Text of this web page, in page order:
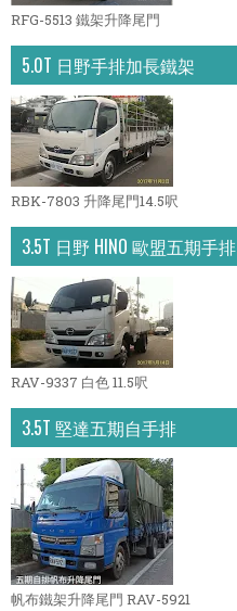
RFG-5513 鐵架升降尾門
5.0T 日野手排加長鐵架
RBK-7803 升降尾門14.5呎
3.5T 日野 HINO 歐盟五期手排
RAV-9337 白色 11.5呎
3.5T 堅達五期自手排
帆布鐵架升降尾門 RAV-5921